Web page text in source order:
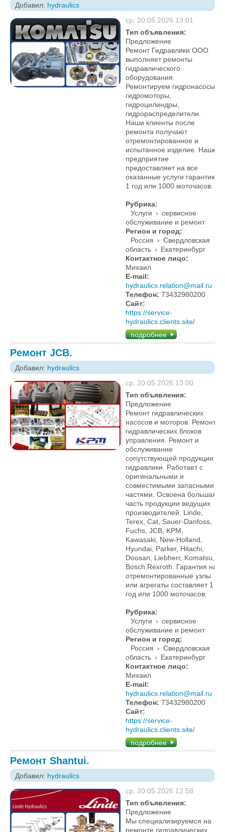
Добавил: hydraulics
ср, 20.05.2026 13:01
Тип объявления:
Предложение
Ремонт Гидравлики ООО
выполняет ремонты
гидравлического
оборудования.
Ремонтируем гидронасосы,
гидромоторы,
гидроцилиндры,
гидрораспределители.
Наши клиенты после
ремонта получают
отремонтированное и
испытанное изделие. Наше
предприятие
предоставляет на все
оказанные услуги гарантию
1 год или 1000 моточасов.
Рубрика:
Услуги › сервисное
обслуживание и ремонт
Регион и город:
Россия › Свердловская
область › Екатеринбург
Контактное лицо:
Михаил
E-mail:
hydraulics.relation@mail.ru
Телефон: 73432980200
Сайт:
https://service-
hydraulics.clients.site/
подробнее
Ремонт JCB.
Добавил: hydraulics
ср, 20.05.2026 13:00
Тип объявления:
Предложение
Ремонт гидравлических
насосов и моторов. Ремонт
гидравлических блоков
управления. Ремонт и
обслуживание
сопутствующей продукции
гидравлики. Работает с
оригинальными и
совместимыми запасными
частями. Освоена большая
часть продукции ведущих
производителей: Linde,
Terex, Cat, Sauer-Danfoss,
Fuchs, JCB, KPM,
Kawasaki, New-Holland,
Hyundai, Parker, Hitachi,
Doosan, Liebherr, Komatsu,
Bosch Rexroth. Гарантия на
отремонтированные узлы
или агрегаты составляет 1
год или 1000 моточасов.
Рубрика:
Услуги › сервисное
обслуживание и ремонт
Регион и город:
Россия › Свердловская
область › Екатеринбург
Контактное лицо:
Михаил
E-mail:
hydraulics.relation@mail.ru
Телефон: 73432980200
Сайт:
https://service-
hydraulics.clients.site/
подробнее
Ремонт Shantui.
Добавил: hydraulics
ср, 20.05.2026 12:58
Тип объявления:
Предложение
Мы специализируемся на
ремонте гидравлических